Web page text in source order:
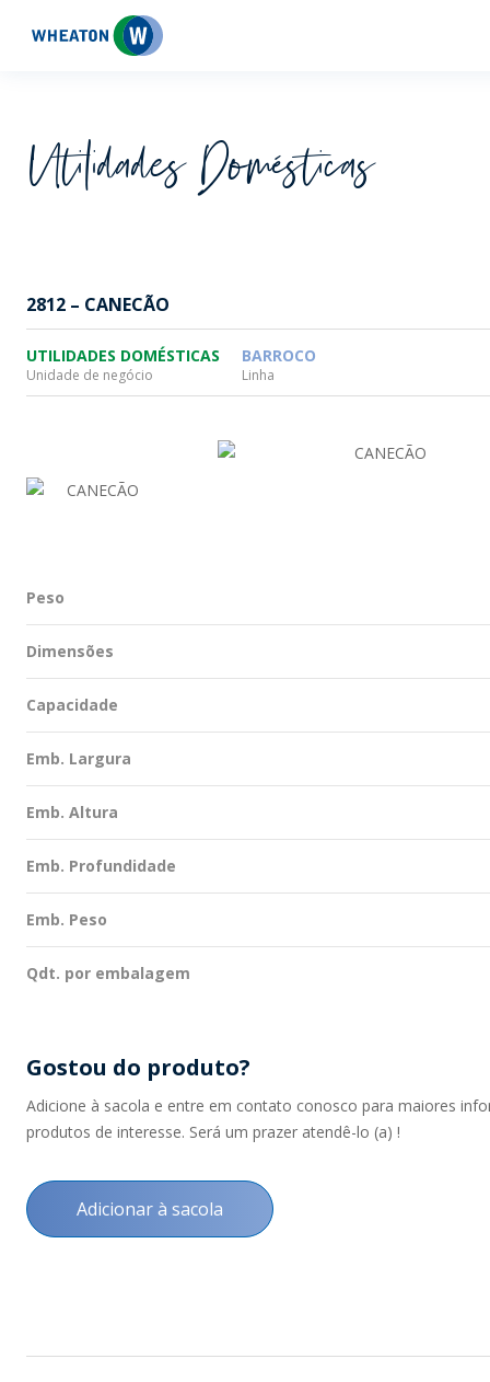
Wheaton
Utilidades Domésticas
2812 – CANECÃO
UTILIDADES DOMÉSTICAS
Unidade de negócio
BARROCO
Linha
Peso
Dimensões
Capacidade
Emb. Largura
Emb. Altura
Emb. Profundidade
Emb. Peso
Qdt. por embalagem
Gostou do produto?
Adicione à sacola e entre em contato conosco para maiores
produtos de interesse. Será um prazer atendê-lo (a) !
Adicionar à sacola